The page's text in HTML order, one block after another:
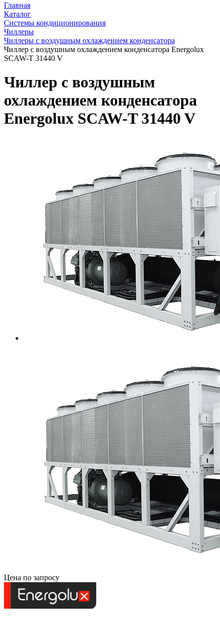
Главная
Каталог
Системы кондиционирования
Чиллеры
Чиллеры с воздушным охлаждением конденсатора
Чиллер с воздушным охлаждением конденсатора Energolux
SCAW-T 31440 V
Чиллер с воздушным
охлаждением конденсатора
Energolux SCAW-T 31440 V
Цена по запросу